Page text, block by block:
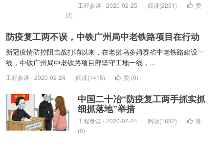
工程参谋 - 2020-02-25 阅读(2251)
赞
(3)
防疫复工两不误，中铁广州局中老铁路项目在行动
新冠疫情防控阻击战打响以来，在老挝乌多姆赛省中老铁路建设一
线，中铁广州局中老铁路项目部坚守工地一线，...
工程参谋 - 2020-02-24 阅读(1415) 赞 (0)
中国二十冶“防疫复工两手抓实抓
细抓落地”举措
工程参谋 - 2020-02-24 阅读(1682)
赞
(0)